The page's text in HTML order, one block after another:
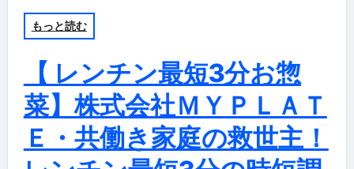
もっと読む
【 レンチン最短3分お惣
菜】株式会社ＭＹＰＬＡＴ
Ｅ・共働き家庭の救世主！